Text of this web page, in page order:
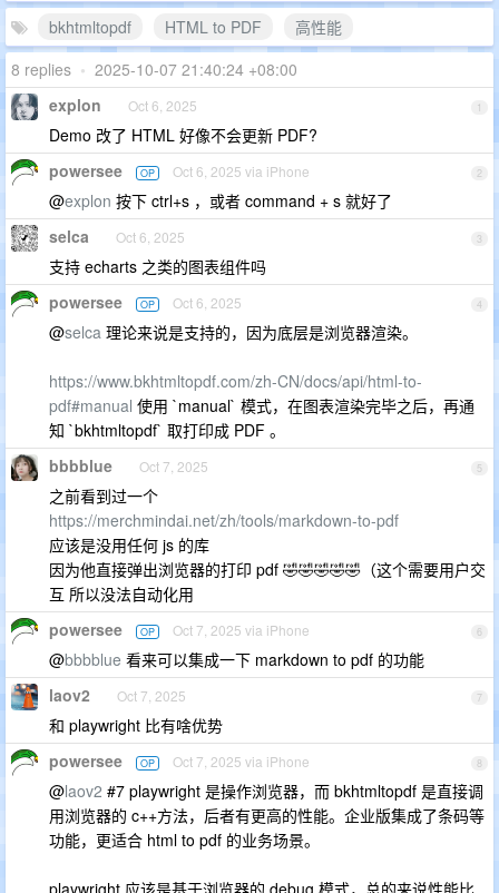
bkhtmltopdf
HTML to PDF
高性能
8 replies • 2025-10-07 21:40:24 +08:00
1
explon Oct 6, 2025
Demo 改了 HTML 好像不会更新 PDF?
2
powersee OP Oct 6, 2025 via iPhone
@explon 按下 ctrl+s ，或者 command + s 就好了
3
selca Oct 6, 2025
支持 echarts 之类的图表组件吗
4
powersee OP Oct 6, 2025
@selca 理论来说是支持的，因为底层是浏览器渲染。
https://www.bkhtmltopdf.com/zh-CN/docs/api/html-to-
pdf#manual 使用 `manual` 模式，在图表渲染完毕之后，再通
知 `bkhtmltopdf` 取打印成 PDF 。
5
bbbblue Oct 7, 2025
之前看到过一个
https://merchmindai.net/zh/tools/markdown-to-pdf
应该是没用任何 js 的库
因为他直接弹出浏览器的打印 pdf 🤣🤣🤣🤣🤣（这个需要用户交
互 所以没法自动化用
6
powersee OP Oct 7, 2025 via iPhone
@bbbblue 看来可以集成一下 markdown to pdf 的功能
7
laov2 Oct 7, 2025
和 playwright 比有啥优势
8
powersee OP Oct 7, 2025 via iPhone
@laov2 #7 playwright 是操作浏览器，而 bkhtmltopdf 是直接调
用浏览器的 c++方法，后者有更高的性能。企业版集成了条码等
功能，更适合 html to pdf 的业务场景。
playwright 应该是基于浏览器的 debug 模式，总的来说性能比